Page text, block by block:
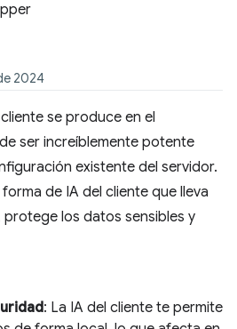
2024
se produce en el
ser increíblemente potente
existente del servidor.
de IA del cliente que lleva
los datos sensibles y
: La IA del cliente te permite